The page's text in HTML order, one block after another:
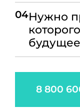
04Нужно
будущее
8 800